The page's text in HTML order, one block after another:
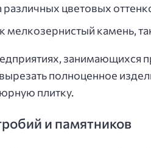
различных цветовых
камень,
занимающихся
полноценное
плитку.
и памятников